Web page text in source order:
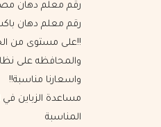
رقم معلم دهان
رقم معلم دهان
!!على مستوى من
والمحافظه على
واسعارنا مناسبة!!
مساعدة الزباين في
المناسبة